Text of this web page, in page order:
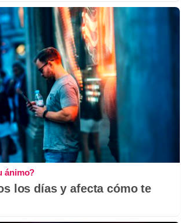
ánimo?
los días y afecta cómo te